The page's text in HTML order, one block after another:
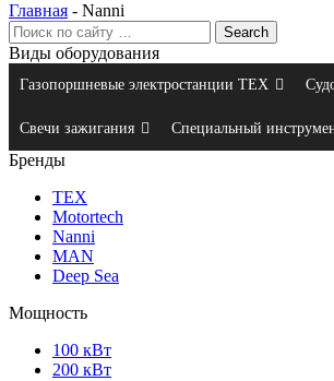
Главная - Nanni
Виды оборудования
Газопоршневые электростанции ТЕХ
Свечи зажигания Специальный
Бренды
ТЕХ
Motortech
Nanni
MAN
Deep Sea
Мощность
100 кВт
200 кВт